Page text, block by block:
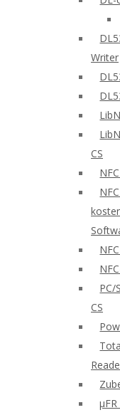
Writer
CS
PC/
CS